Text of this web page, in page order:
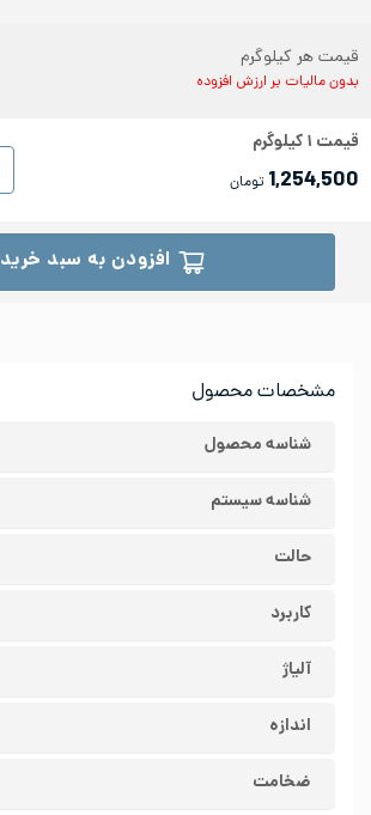
مشخصات محصول
شناسه محصول
شناسه سیستم
حالت
کاربرد
آلیاژ
اندازه
ضخامت
قیمت هر کیلوگرم
بدون مالیات بر ارزش افزوده
قیمت ۱کیلوگرم
1,254,500 تومان
افزودن به سبد خرید